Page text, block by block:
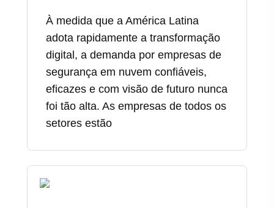
À medida que a América Latina
adota rapidamente a transformação
digital, a demanda por empresas de
segurança em nuvem confiáveis,
eficazes e com visão de futuro nunca
foi tão alta. As empresas de todos os
setores estão